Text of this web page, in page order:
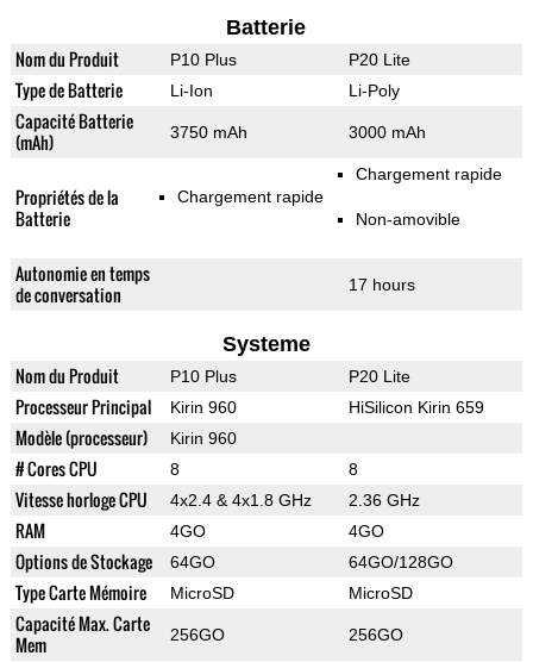
Batterie
Nom du Produit P10 Plus P20 Lite
Type de Batterie Li-Ion Li-Poly
Capacité Batterie
(mAh)
3750 mAh 3000 mAh
Propriétés de la
Batterie
Chargement rapide
Chargement rapide
Non-amovible
Autonomie en temps
de conversation
17 hours
Systeme
Nom du Produit P10 Plus P20 Lite
Processeur Principal Kirin 960 HiSilicon Kirin 659
Modèle (processeur) Kirin 960
# Cores CPU 8 8
Vitesse horloge CPU 4x2.4 & 4x1.8 GHz 2.36 GHz
RAM 4GO 4GO
Options de Stockage 64GO 64GO/128GO
Type Carte Mémoire MicroSD MicroSD
Capacité Max. Carte
Mem
256GO 256GO